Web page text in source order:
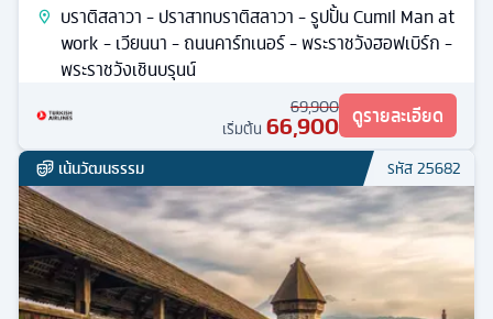
บราติสลาวา - ปราสาทบราติสลาวา - รูปปั้น Cumil Man at
work - เวียนนา - ถนนคาร์ทเนอร์ - พระราชวังฮอฟเบิร์ก -
พระราชวังเชินบรุนน์
69,900
เริ่มต้น 66,900 ดูรายละเอียด
เน้นวัฒนธรรม รหัส25682